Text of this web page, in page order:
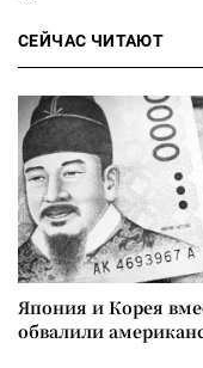
СЕЙЧАС ЧИТАЮТ
Япония и Корея
обвалили